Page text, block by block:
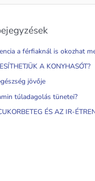
a férfiaknál is okozhat
A KONYHASÓT?
jövője
túladagolás tünetei?
ÉS AZ IR-